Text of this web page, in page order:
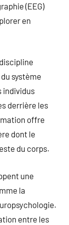
(EEG)
en
système
individus
derrière les
offre
dont le
du corps.
une
la
entre les